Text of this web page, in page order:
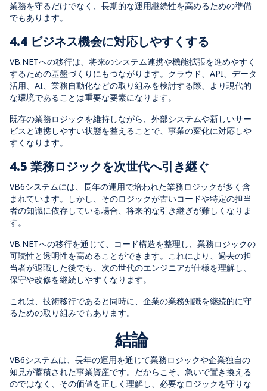
業務を守るだけでなく、長期的な運用継続性を高めるための準備
でもあります。
4.4 ビジネス機会に対応しやすくする
VB.NETへの移行は、将来のシステム連携や機能拡張を進めやすく
するための基盤づくりにもつながります。クラウド、API、データ
活用、AI、業務自動化などの取り組みを検討する際、より現代的
な環境であることは重要な要素になります。
既存の業務ロジックを維持しながら、外部システムや新しいサー
ビスと連携しやすい状態を整えることで、事業の変化に対応しや
すくなります。
4.5 業務ロジックを次世代へ引き継ぐ
VB6システムには、長年の運用で培われた業務ロジックが多く含
まれています。しかし、そのロジックが古いコードや特定の担当
者の知識に依存している場合、将来的な引き継ぎが難しくなりま
す。
VB.NETへの移行を通じて、コード構造を整理し、業務ロジックの
可読性と透明性を高めることができます。これにより、過去の担
当者が退職した後でも、次の世代のエンジニアが仕様を理解し、
保守や改修を継続しやすくなります。
これは、技術移行であると同時に、企業の業務知識を継続的に守
るための取り組みでもあります。
結論
VB6システムは、長年の運用を通じて業務ロジックや企業独自の
知見が蓄積された事業資産です。 だからこそ、急いで置き換える
のではなく、その価値を正しく理解し、必要なロジックを守りな